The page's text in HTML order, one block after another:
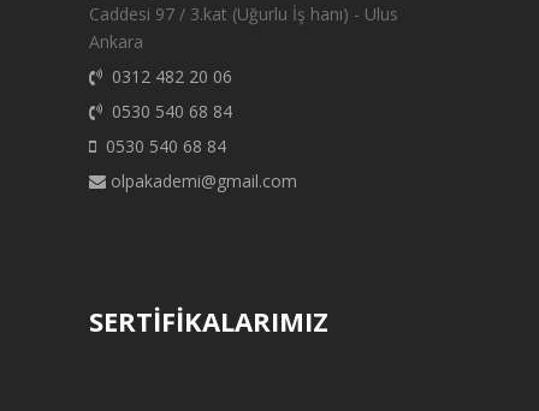
Caddesi 97 / 3.kat (Uğurlu İş hanı) - Ulus
Ankara
0312 482 20 06
0530 540 68 84
0530 540 68 84
olpakademi@gmail.com
SERTİFİKALARIMIZ